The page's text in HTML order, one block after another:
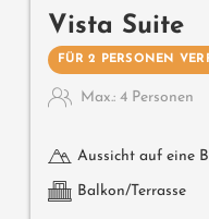
Vista Suite
FÜR 2 PERSONEN
Max.: 4 Personen
Aussicht auf eine
Balkon/Terrasse